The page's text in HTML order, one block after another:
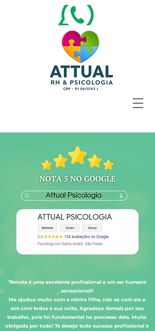
"Renata é uma excelente profissional e um ser humano
sensacional!!
Me ajudou muito com a minha filha, não só com ela e
sim com todos a sua volta. Agradeço demais por seu
trabalho, pois foi fundamental no processo dela. Muito
obrigada por tudo! Te desejo todo sucesso profissional e